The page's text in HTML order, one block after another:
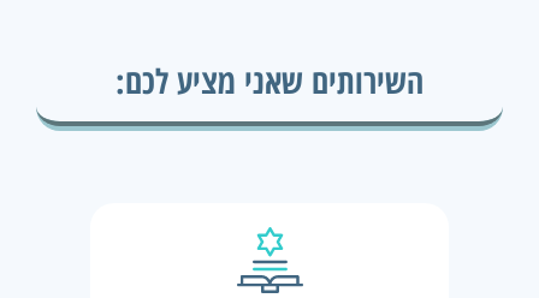
השירותים שאני מציע לכם: